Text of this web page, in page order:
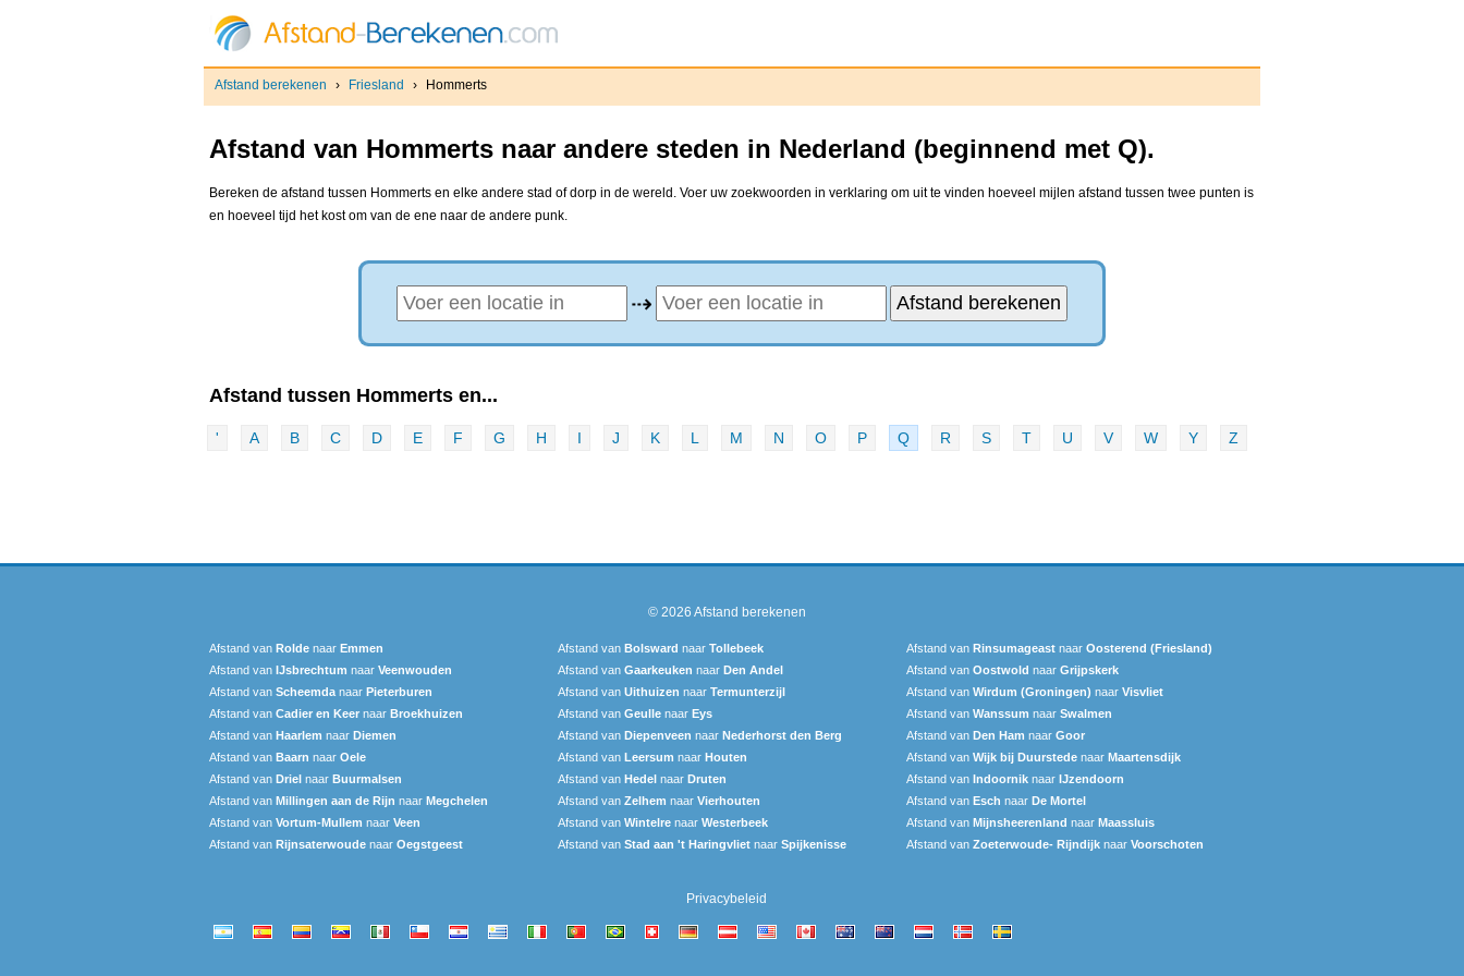
Afstand berekenen › Friesland › Hommerts
Afstand van Hommerts naar andere steden in Nederland (beginnend met Q).
Bereken de afstand tussen Hommerts en elke andere stad of dorp in de wereld. Voer uw zoekwoorden in verklaring om uit te vinden hoeveel mijlen afstand tussen twee punten is
en hoeveel tijd het kost om van de ene naar de andere punk.
⇢
Afstand tussen Hommerts en...
' A B C D E F G H I J K L M N O P Q R S T U V W Y Z
© 2026 Afstand berekenen
Afstand van Rolde naar Emmen Afstand van Bolsward‎ naar Tollebeek Afstand van Rinsumageast naar Oosterend (Friesland)
Afstand van IJsbrechtum naar Veenwouden Afstand van Gaarkeuken naar Den Andel Afstand van Oostwold naar Grijpskerk
Afstand van Scheemda naar Pieterburen Afstand van Uithuizen naar Termunterzijl Afstand van Wirdum (Groningen) naar Visvliet
Afstand van Cadier en Keer naar Broekhuizen Afstand van Geulle naar Eys Afstand van Wanssum naar Swalmen
Afstand van Haarlem naar Diemen Afstand van Diepenveen naar Nederhorst den Berg Afstand van Den Ham naar Goor
Afstand van Baarn naar Oele Afstand van Leersum naar Houten Afstand van Wijk bij Duurstede naar Maartensdijk
Afstand van Driel naar Buurmalsen Afstand van Hedel naar Druten Afstand van Indoornik naar IJzendoorn
Afstand van Millingen aan de Rijn naar Megchelen Afstand van Zelhem naar Vierhouten Afstand van Esch naar De Mortel
Afstand van Vortum-Mullem naar Veen Afstand van Wintelre naar Westerbeek Afstand van Mijnsheerenland naar Maassluis
Afstand van Rijnsaterwoude naar Oegstgeest Afstand van Stad aan 't Haringvliet naar Spijkenisse Afstand van Zoeterwoude- Rijndijk naar Voorschoten
Privacybeleid